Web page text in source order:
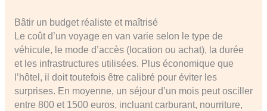
Bâtir un budget réaliste et maîtrisé
Le coût d’un voyage en van varie selon le type de
véhicule, le mode d’accès (location ou achat), la durée
et les infrastructures utilisées. Plus économique que
l’hôtel, il doit toutefois être calibré pour éviter les
surprises. En moyenne, un séjour d’un mois peut osciller
entre 800 et 1500 euros, incluant carburant, nourriture,